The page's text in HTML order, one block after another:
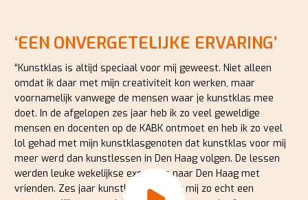
‘EEN ONVERGETELIJKE ERVARING’
“Kunstklas is altijd speciaal voor mij geweest. Niet alleen
omdat ik daar met mijn creativiteit kon werken, maar
voornamelijk vanwege de mensen waar je kunstklas mee
doet. In de afgelopen zes jaar heb ik zo veel geweldige
mensen en docenten op de KABK ontmoet en heb ik zo veel
lol gehad met mijn kunstklasgenoten dat kunstklas voor mij
meer werd dan kunstlessen in Den Haag volgen. De lessen
werden leuke wekelijkse excursies naar Den Haag met
vrienden. Zes jaar kunstklas zijn voor mij zo echt een